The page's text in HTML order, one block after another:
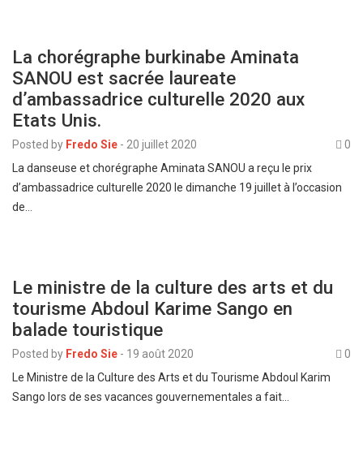
La chorégraphe burkinabe Aminata
SANOU est sacrée laureate
d’ambassadrice culturelle 2020 aux
Etats Unis.
Posted by Fredo Sie - 20 juillet 2020
0
La danseuse et chorégraphe Aminata SANOU a reçu le prix
d’ambassadrice culturelle 2020 le dimanche 19 juillet à l’occasion
de…
Le ministre de la culture des arts et du
tourisme Abdoul Karime Sango en
balade touristique
Posted by Fredo Sie - 19 août 2020
0
Le Ministre de la Culture des Arts et du Tourisme Abdoul Karim
Sango lors de ses vacances gouvernementales a fait…